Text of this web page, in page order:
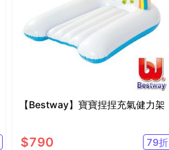
【Bestway】寶寶捏捏充氣健力架
$790 79折